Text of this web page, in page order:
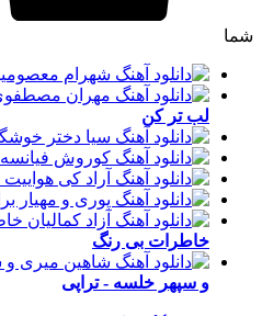
شما
لب تر کن
خاطرات بی رنگ
و سپهر خلسه - تراپی